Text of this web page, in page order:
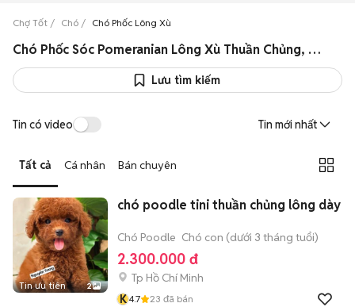
Chợ Tốt Chó Chó Phốc Lông Xù
Chó Phốc Sóc Pomeranian Lông Xù Thuần Chủng, Lai Giá Tốt
Lưu tìm kiếm
Tin có video Tin mới nhất
Tất cả Cá nhân Bán chuyên
Tin ưu tiên 2
chó poodle tini thuần chủng lông dày
Chó Poodle Chó con (dưới 3 tháng tuổi)
2.300.000 đ
Tp Hồ Chí Minh
K4.7 23 đã bán